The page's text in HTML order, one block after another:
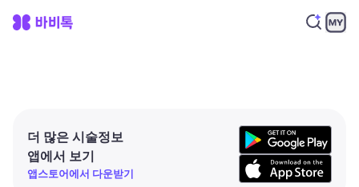
더 많은 시술정보
앱에서 보기
앱스토어에서 다운받기